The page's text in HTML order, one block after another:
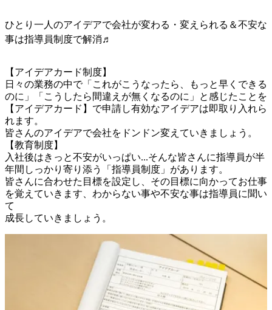
ひとり一人のアイデアで会社が変わる・変えられる＆不安な
事は指導員制度で解消♬
【アイデアカード制度】
日々の業務の中で「これがこうなったら、もっと早くできる
のに」「こうしたら間違えが無くなるのに」と感じたことを
【アイデアカード】で申請し有効なアイデアは即取り入れら
れます。
皆さんのアイデアで会社をドンドン変えていきましょう。
【教育制度】
入社後はきっと不安がいっぱい...そんな皆さんに指導員が半
年間しっかり寄り添う「指導員制度」があります。
皆さんに合わせた目標を設定し、その目標に向かってお仕事
を覚えていきます、わからない事や不安な事は指導員に聞い
て